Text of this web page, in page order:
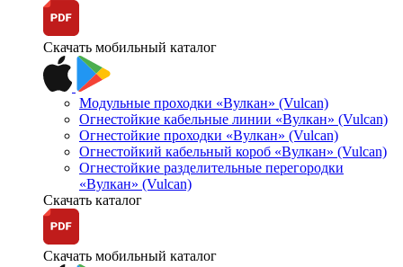
Скачать мобильный каталог
Модульные проходки «Вулкан» (Vulcan)
Огнестойкие кабельные линии «Вулкан» (Vulcan)
Огнестойкие проходки «Вулкан» (Vulcan)
Огнестойкий кабельный короб «Вулкан» (Vulcan)
Огнестойкие разделительные перегородки
«Вулкан» (Vulcan)
Скачать каталог
Скачать мобильный каталог